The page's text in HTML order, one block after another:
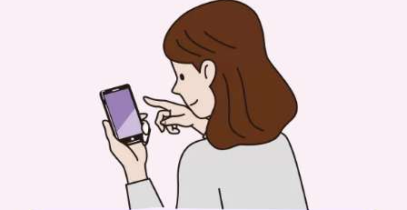
FAX
03-5989-0618
営業時間：10:00〜22:00